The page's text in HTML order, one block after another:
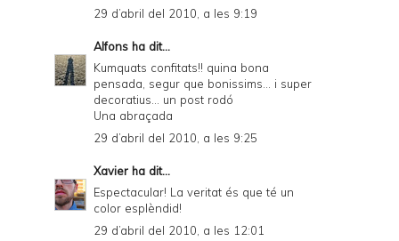
29 d’abril del 2010, a les 9:19
Alfons ha dit...
Kumquats confitats!! quina bona
pensada, segur que bonissims... i super
decoratius... un post rodó
Una abraçada
29 d’abril del 2010, a les 9:25
Xavier ha dit...
Espectacular! La veritat és que té un
color esplèndid!
29 d’abril del 2010, a les 12:01